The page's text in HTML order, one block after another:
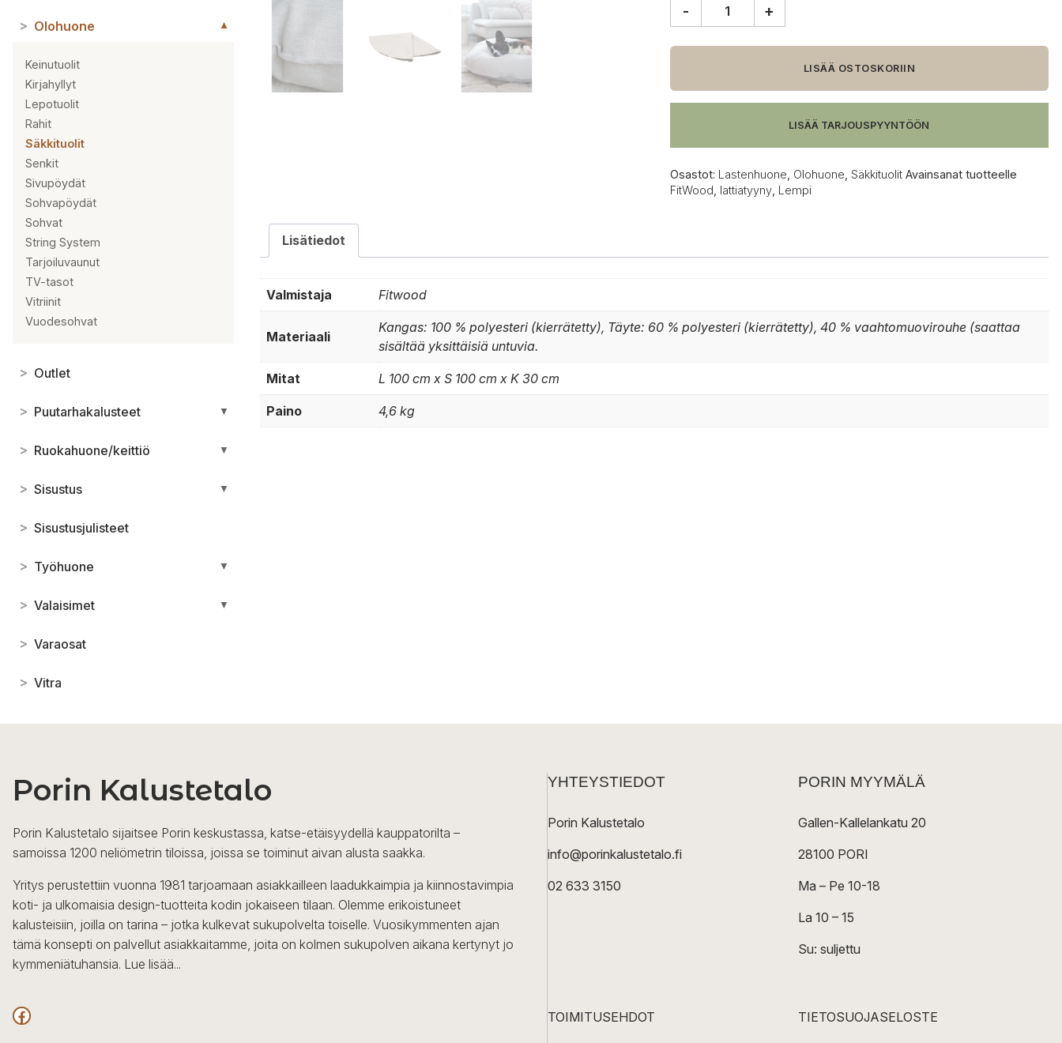
> Olohuone ▼
Keinutuolit
Kirjahyllyt
Lepotuolit
Rahit
Säkkituolit
Senkit
Sivupöydät
Sohvapöydät
Sohvat
String System
Tarjoiluvaunut
TV-tasot
Vitriinit
Vuodesohvat
> Outlet
> Puutarhakalusteet ▼
> Ruokahuone/keittiö ▼
> Sisustus ▼
> Sisustusjulisteet
> Työhuone ▼
> Valaisimet ▼
> Varaosat
> Vitra
lattiatyyny,
määrä
- +
LISÄÄ OSTOSKORIIN
LISÄÄ TARJOUSPYYNTÖÖN
Osastot: Lastenhuone Olohuone Säkkituolit Avainsanat tuotteelle
FitWood lattiatyyny, Lempi
Lisätiedot
Valmistaja Fitwood
Materiaali
Kangas: 100 % polyesteri (kierrätetty), Täyte: 60 % polyesteri (kierrätetty), 40 % vaahtomuovirouhe (saattaa
sisältää yksittäisiä untuvia.
Mitat L 100 cm x S 100 cm x K 30 cm
Paino 4,6 kg
Porin Kalustetalo
Porin Kalustetalo sijaitsee Porin keskustassa, katse-etäisyydellä kauppatorilta –
samoissa 1200 neliömetrin tiloissa, joissa se toiminut aivan alusta saakka.
Yritys perustettiin vuonna 1981 tarjoamaan asiakkailleen laadukkaimpia ja kiinnostavimpia
koti- ja ulkomaisia design-tuotteita kodin jokaiseen tilaan. Olemme erikoistuneet
kalusteisiin, joilla on tarina – jotka kulkevat sukupolvelta toiselle. Vuosikymmenten ajan
tämä konsepti on palvellut asiakkaitamme, joita on kolmen sukupolven aikana kertynyt jo
kymmeniätuhansia. Lue lisää...
Facebook
YHTEYSTIEDOT
Porin Kalustetalo
info@porinkalustetalo.fi
02 633 3150
PORIN MYYMÄLÄ
Gallen-Kallelankatu 20
28100 PORI
Ma – Pe 10-18
La 10 – 15
Su: suljettu
TOIMITUSEHDOT TIETOSUOJASELOSTE